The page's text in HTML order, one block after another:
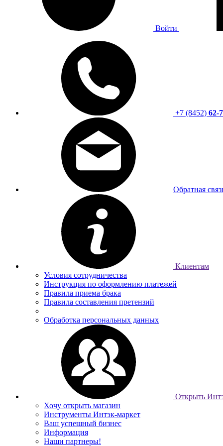
Войти
+7 (8452) 62-
Обратная
Клиентам
Условия сотрудничества
Инструкция по оформлению платежей
Правила приема брака
Правила составления претензий
Обработка персональных данных
Открыть
Хочу открыть магазин
Инструменты Интэк-маркет
Ваш успешный бизнес
Информация
Наши партнеры!